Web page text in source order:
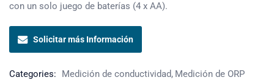
con un solo juego de baterías (4 x AA).
Solicitar más Información
Categories: Medición de conductividad Medición de ORP